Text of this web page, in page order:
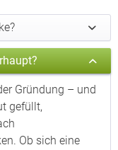
Gründung – und
gefüllt,
Ob sich eine